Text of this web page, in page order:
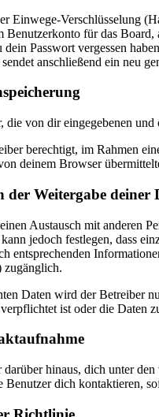
Einwege-Verschlüsselung
Benutzerkonto für das
dein Passwort vergessen
anschließend ein neu
die von dir eingegebenen
berechtigt, im Rahmen
deinem Browser
der Weitergabe deiner
Austausch mit anderen
jedoch festlegen, dass
entsprechenden
zugänglich.
Daten wird der Betreiber
ist oder die Daten
darüber hinaus, dich unter
Benutzer dich kontaktieren,